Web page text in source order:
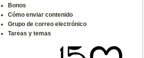
Bonos
Cómo enviar contenido
Grupo de correo electrónico
Tareas y temas